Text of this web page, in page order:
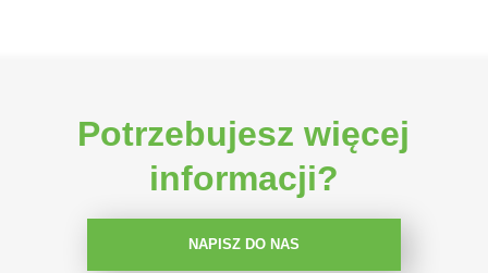
Potrzebujesz więcej
informacji?
NAPISZ DO NAS